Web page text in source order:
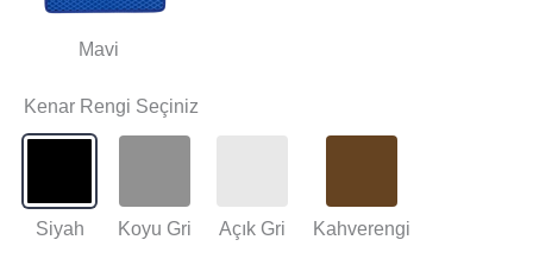
Mavi
Kenar Rengi Seçiniz
Siyah Koyu Gri Açık Gri Kahverengi